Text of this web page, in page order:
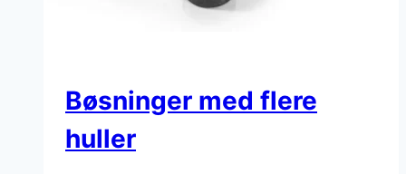
Bøsninger med flere
huller